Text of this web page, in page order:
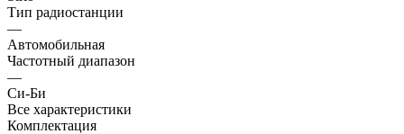
Тип радиостанции
—
Автомобильная
Частотный диапазон
—
Си-Би
Все характеристики
Комплектация